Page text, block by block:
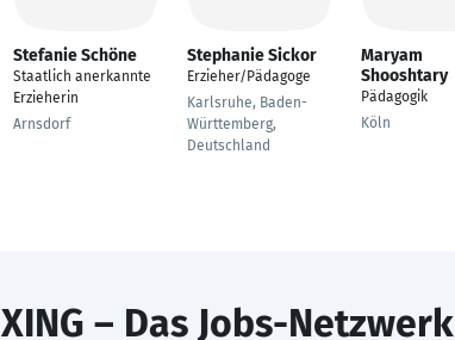
Stefanie Schöne
Staatlich anerkannte
Erzieherin
Arnsdorf
Stephanie Sickor
Erzieher/Pädagoge
Karlsruhe, Baden-
Württemberg,
Deutschland
Maryam
Shooshtary
Pädagogik
Köln
XING – Das Jobs-Netzwerk